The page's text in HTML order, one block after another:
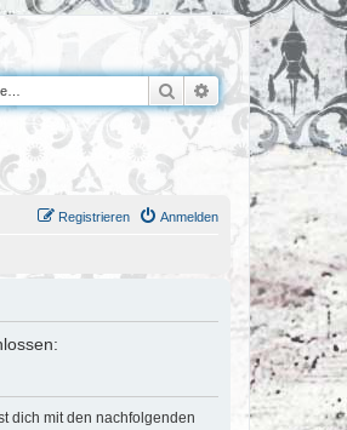
Suche Erweiterte Suche
Anmelden
Registrieren
dich mit den nachfolgenden